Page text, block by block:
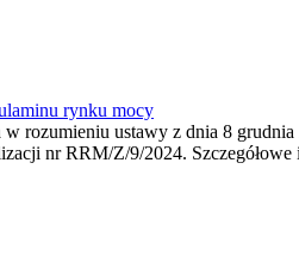
rynku mocy
rozumieniu ustawy z dnia 8
nr RRM/Z/9/2024. Szczegółowe